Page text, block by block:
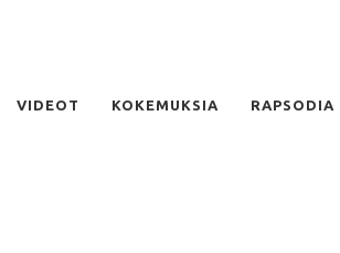
VIDEOT KOKEMUKSIA RAPSODIA